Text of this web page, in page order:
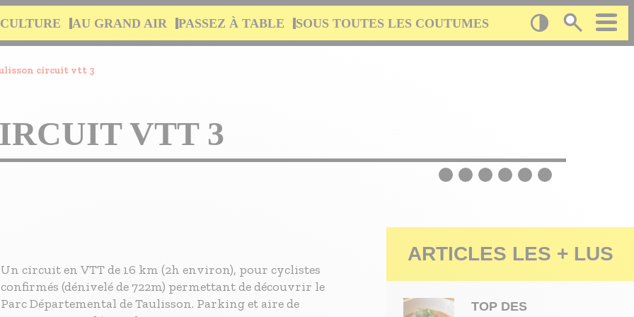
AU GRAND AIR PASSEZ À TABLE SOUS TOUTES LES COUTUMES
circuit vtt 3
VTT 3
Un circuit en VTT de 16 km (2h environ), pour cyclistes
confirmés (dénivelé de 722m) permettant de découvrir le
Parc Départemental de Taulisson. Parking et aire de
ARTICLES LES + LUS
TOP DES